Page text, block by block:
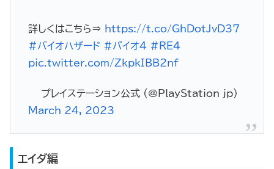
詳しくはこちら⇒
https://t.co/GhDotJvD37
#バイオハザード #バイオ4 #RE4
pic.twitter.com/ZkpkIBB2nf
— プレイステーション公式 (@PlayStation_jp)
March 24, 2023
エイダ編